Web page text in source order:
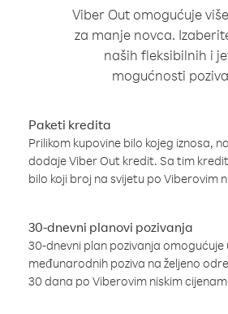
Viber Out omogućuje
za manje novca.
naših fleksibilnih i
mogućnosti
Paketi kredita
Prilikom kupovine bilo kojeg iznosa,
dodaje Viber Out kredit. Sa tim
bilo koji broj na svijetu po Viberovim
30-dnevni planovi pozivanja
30-dnevni plan pozivanja
međunarodnih poziva na željeno
30 dana po Viberovim niskim